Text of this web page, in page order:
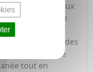
Contour des Yeux
formulée
délicate autour
en céramides
cette crème
tout en